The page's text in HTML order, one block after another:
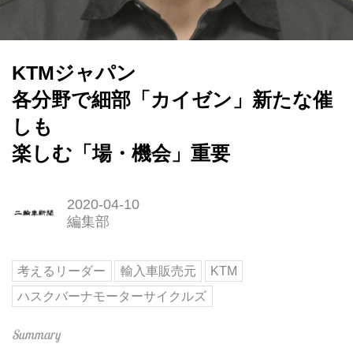
KTMジャパン
各分野で細部「カイゼン」新たな催
しも
楽しむ「場・機会」重要
2020-04-10
編集部
考えるリーダー 輸入車販売元
KTM
ハスクバーナモーターサイクルズ